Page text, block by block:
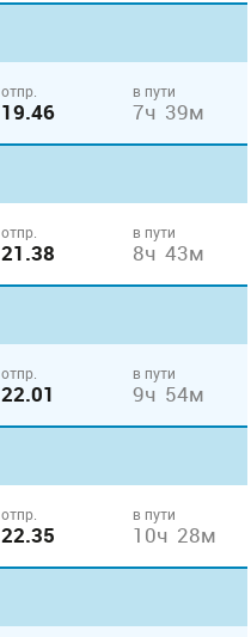
отпр.
19.46
в пути
7ч 39м
отпр.
21.38
в пути
8ч 43м
отпр.
22.01
в пути
9ч 54м
отпр.
22.35
в пути
10ч 28м